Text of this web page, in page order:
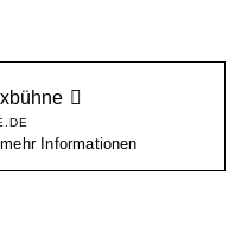
Informationen